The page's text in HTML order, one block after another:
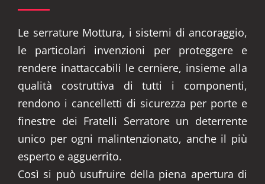
Le serrature Mottura, i sistemi di ancoraggio,
le particolari invenzioni per proteggere e
rendere inattaccabili le cerniere, insieme alla
qualità costruttiva di tutti i componenti,
rendono i cancelletti di sicurezza per porte e
finestre dei Fratelli Serratore un deterrente
unico per ogni malintenzionato, anche il più
esperto e agguerrito.
Così si può usufruire della piena apertura di